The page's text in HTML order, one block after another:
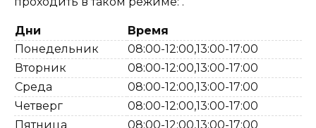
Дни
Время
Понедельник
08:00-12:00,13:00-17:00
Вторник
08:00-12:00,13:00-17:00
Среда
08:00-12:00,13:00-17:00
Четверг
08:00-12:00,13:00-17:00
Пятница
08:00-12:00,13:00-17:00